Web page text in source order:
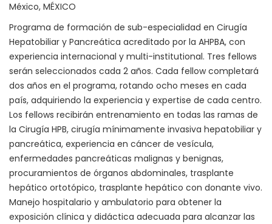
México, MÉXICO
Programa de formación de sub-especialidad en Cirugía
Hepatobiliar y Pancreática acreditado por la AHPBA, con
experiencia internacional y multi-institutional. Tres fellows
serán seleccionados cada 2 años. Cada fellow completará
dos años en el programa, rotando ocho meses en cada
país, adquiriendo la experiencia y expertise de cada centro.
Los fellows recibirán entrenamiento en todas las ramas de
la Cirugía HPB, cirugía mínimamente invasiva hepatobiliar y
pancreática, experiencia en cáncer de vesícula,
enfermedades pancreáticas malignas y benignas,
procuramientos de órganos abdominales, trasplante
hepático ortotópico, trasplante hepático con donante vivo.
Manejo hospitalario y ambulatorio para obtener la
exposición clínica y didáctica adecuada para alcanzar las